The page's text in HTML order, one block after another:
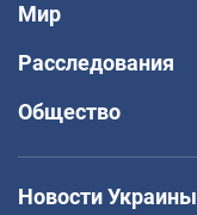
Мир
Расследования
Общество
Новости Украины